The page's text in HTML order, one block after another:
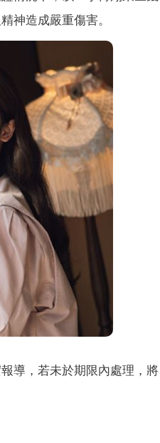
神造成嚴重傷害。
導，若未於期限內處理，將